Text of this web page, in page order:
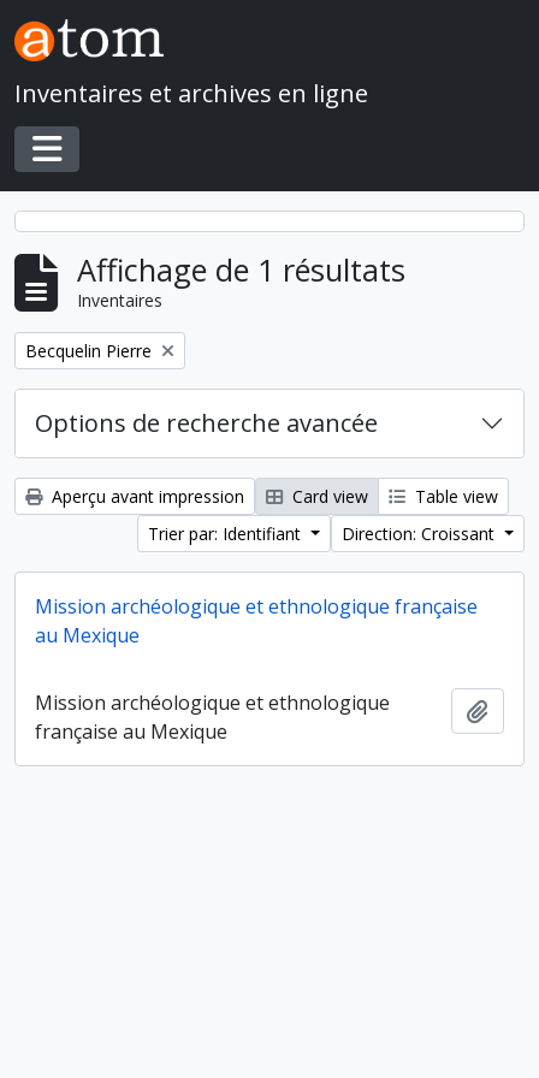
Skip to main content
Inventaires et archives en ligne
Toggle navigation
Affichage de 1 résultats
Inventaires
Remove filter:
Becquelin Pierre
Options de recherche avancée
Aperçu avant impression Card view
Table view
Trier par: Identifiant
Direction: Croissant
Mission archéologique et ethnologique française
au Mexique
Mission archéologique et ethnologique
française au Mexique